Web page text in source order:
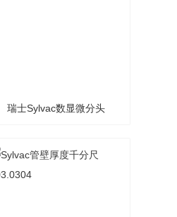
瑞士Sylvac数显微分头